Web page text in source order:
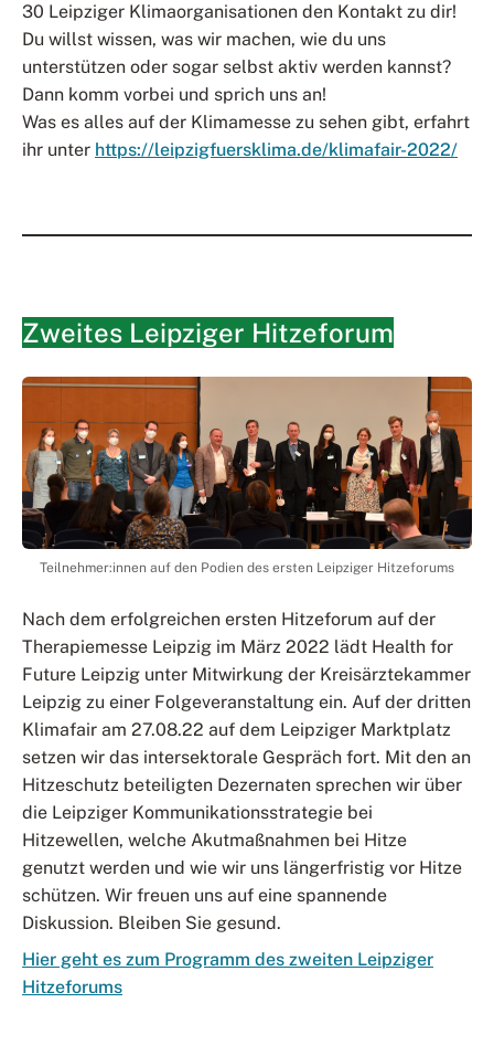
30 Leipziger Klimaorganisationen den Kontakt zu dir!
Du willst wissen, was wir machen, wie du uns
unterstützen oder sogar selbst aktiv werden kannst?
Dann komm vorbei und sprich uns an!
Was es alles auf der Klimamesse zu sehen gibt, erfahrt
ihr unter https://leipzigfuersklima.de/klimafair-2022/
Zweites Leipziger Hitzeforum
Teilnehmer:innen auf den Podien des ersten Leipziger Hitzeforums
Nach dem erfolgreichen ersten Hitzeforum auf der
Therapiemesse Leipzig im März 2022 lädt Health for
Future Leipzig unter Mitwirkung der Kreisärztekammer
Leipzig zu einer Folgeveranstaltung ein. Auf der dritten
Klimafair am 27.08.22 auf dem Leipziger Marktplatz
setzen wir das intersektorale Gespräch fort. Mit den an
Hitzeschutz beteiligten Dezernaten sprechen wir über
die Leipziger Kommunikationsstrategie bei
Hitzewellen, welche Akutmaßnahmen bei Hitze
genutzt werden und wie wir uns längerfristig vor Hitze
schützen. Wir freuen uns auf eine spannende
Diskussion. Bleiben Sie gesund.
Hier geht es zum Programm des zweiten Leipziger
Hitzeforums